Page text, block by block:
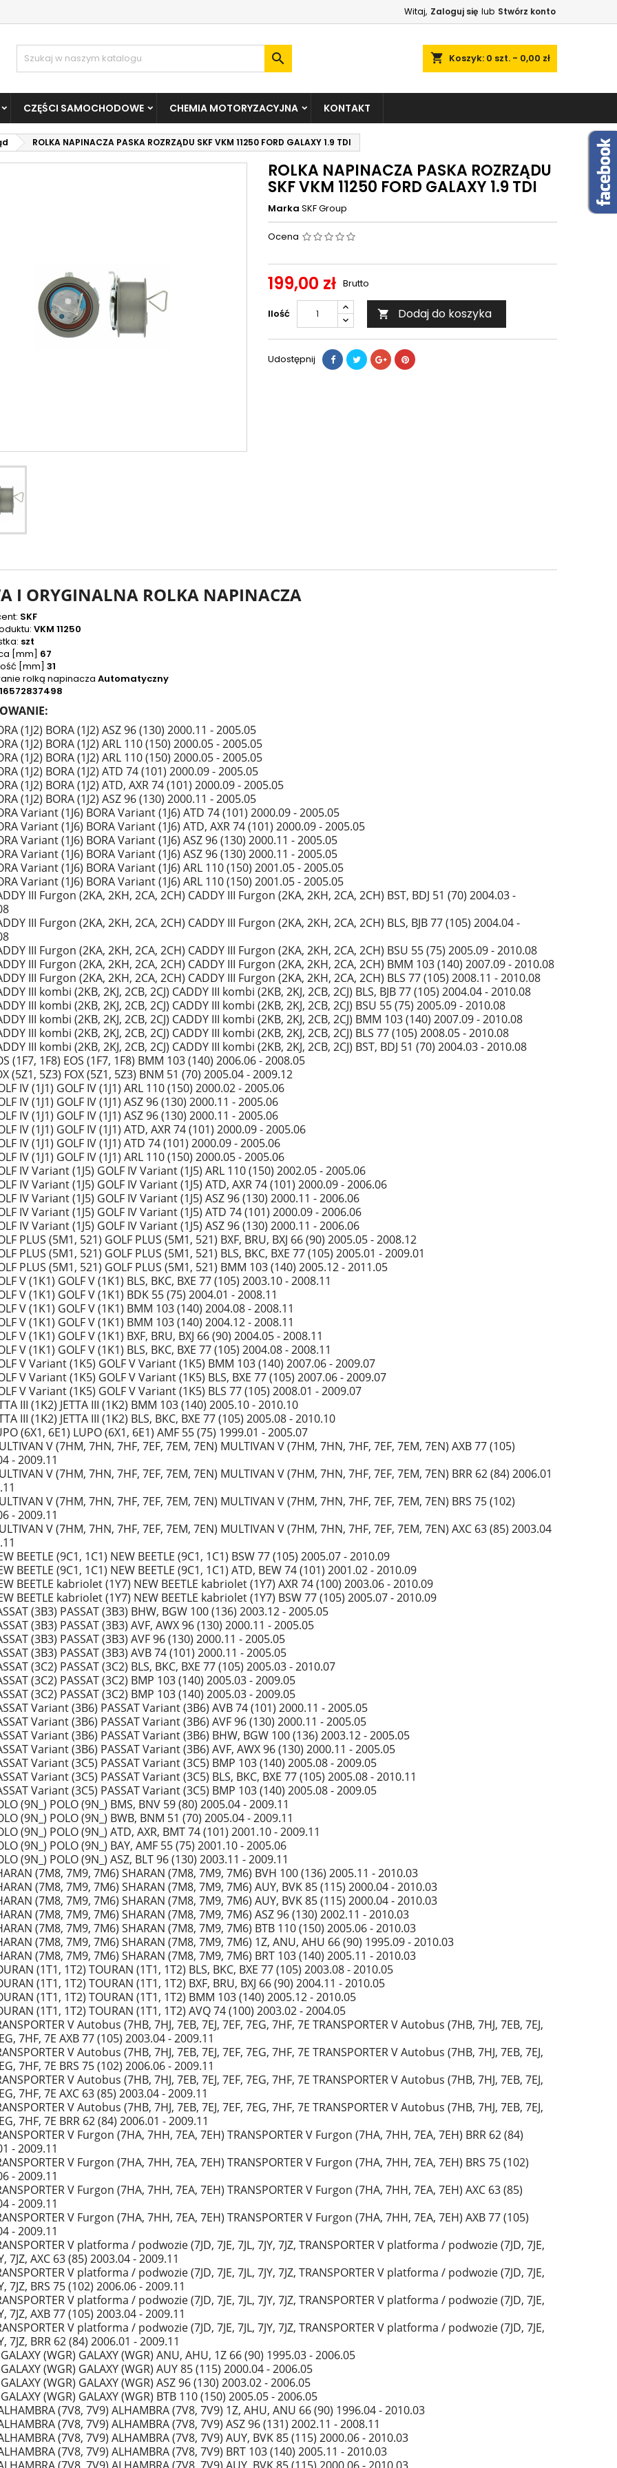
Witaj, Zaloguj się lub Stwórz konto
shopping_cart Koszyk: 0 szt. - 0,00 zł

CZĘŚCI SAMOCHODOWE CHEMIA MOTORYZACYJNA KONTAKT
ROLKA NAPINACZA PASKA ROZRZĄDU SKF VKM 11250 FORD GALAXY 1.9 TDI
ROLKA NAPINACZA PASKA ROZRZĄDU
SKF VKM 11250 FORD GALAXY 1.9 TDI
Marka SKF Group
Ocena
199,00 zł Brutto
Ilość  Dodaj do koszyka
Udostępnij
I ORYGINALNA ROLKA NAPINACZA
SKF
VKM 11250
szt
[mm] 67
[mm] 31
rolką napinacza Automatyczny
(1J2) BORA (1J2) ASZ 96 (130) 2000.11 - 2005.05
(1J2) BORA (1J2) ARL 110 (150) 2000.05 - 2005.05
(1J2) BORA (1J2) ARL 110 (150) 2000.05 - 2005.05
(1J2) BORA (1J2) ATD 74 (101) 2000.09 - 2005.05
(1J2) BORA (1J2) ATD, AXR 74 (101) 2000.09 - 2005.05
(1J2) BORA (1J2) ASZ 96 (130) 2000.11 - 2005.05
Variant (1J6) BORA Variant (1J6) ATD 74 (101) 2000.09 - 2005.05
Variant (1J6) BORA Variant (1J6) ATD, AXR 74 (101) 2000.09 - 2005.05
Variant (1J6) BORA Variant (1J6) ASZ 96 (130) 2000.11 - 2005.05
Variant (1J6) BORA Variant (1J6) ASZ 96 (130) 2000.11 - 2005.05
Variant (1J6) BORA Variant (1J6) ARL 110 (150) 2001.05 - 2005.05
Variant (1J6) BORA Variant (1J6) ARL 110 (150) 2001.05 - 2005.05
III Furgon (2KA, 2KH, 2CA, 2CH) CADDY III Furgon (2KA, 2KH, 2CA, 2CH) BST, BDJ 51 (70) 2004.03 -
III Furgon (2KA, 2KH, 2CA, 2CH) CADDY III Furgon (2KA, 2KH, 2CA, 2CH) BLS, BJB 77 (105) 2004.04 -
III Furgon (2KA, 2KH, 2CA, 2CH) CADDY III Furgon (2KA, 2KH, 2CA, 2CH) BSU 55 (75) 2005.09 - 2010.08
III Furgon (2KA, 2KH, 2CA, 2CH) CADDY III Furgon (2KA, 2KH, 2CA, 2CH) BMM 103 (140) 2007.09 - 2010.08
III Furgon (2KA, 2KH, 2CA, 2CH) CADDY III Furgon (2KA, 2KH, 2CA, 2CH) BLS 77 (105) 2008.11 - 2010.08
III kombi (2KB, 2KJ, 2CB, 2CJ) CADDY III kombi (2KB, 2KJ, 2CB, 2CJ) BLS, BJB 77 (105) 2004.04 - 2010.08
III kombi (2KB, 2KJ, 2CB, 2CJ) CADDY III kombi (2KB, 2KJ, 2CB, 2CJ) BSU 55 (75) 2005.09 - 2010.08
III kombi (2KB, 2KJ, 2CB, 2CJ) CADDY III kombi (2KB, 2KJ, 2CB, 2CJ) BMM 103 (140) 2007.09 - 2010.08
III kombi (2KB, 2KJ, 2CB, 2CJ) CADDY III kombi (2KB, 2KJ, 2CB, 2CJ) BLS 77 (105) 2008.05 - 2010.08
III kombi (2KB, 2KJ, 2CB, 2CJ) CADDY III kombi (2KB, 2KJ, 2CB, 2CJ) BST, BDJ 51 (70) 2004.03 - 2010.08
(1F7, 1F8) EOS (1F7, 1F8) BMM 103 (140) 2006.06 - 2008.05
(5Z1, 5Z3) FOX (5Z1, 5Z3) BNM 51 (70) 2005.04 - 2009.12
IV (1J1) GOLF IV (1J1) ARL 110 (150) 2000.02 - 2005.06
IV (1J1) GOLF IV (1J1) ASZ 96 (130) 2000.11 - 2005.06
IV (1J1) GOLF IV (1J1) ASZ 96 (130) 2000.11 - 2005.06
IV (1J1) GOLF IV (1J1) ATD, AXR 74 (101) 2000.09 - 2005.06
IV (1J1) GOLF IV (1J1) ATD 74 (101) 2000.09 - 2005.06
IV (1J1) GOLF IV (1J1) ARL 110 (150) 2000.05 - 2005.06
IV Variant (1J5) GOLF IV Variant (1J5) ARL 110 (150) 2002.05 - 2005.06
IV Variant (1J5) GOLF IV Variant (1J5) ATD, AXR 74 (101) 2000.09 - 2006.06
IV Variant (1J5) GOLF IV Variant (1J5) ASZ 96 (130) 2000.11 - 2006.06
IV Variant (1J5) GOLF IV Variant (1J5) ATD 74 (101) 2000.09 - 2006.06
IV Variant (1J5) GOLF IV Variant (1J5) ASZ 96 (130) 2000.11 - 2006.06
PLUS (5M1, 521) GOLF PLUS (5M1, 521) BXF, BRU, BXJ 66 (90) 2005.05 - 2008.12
PLUS (5M1, 521) GOLF PLUS (5M1, 521) BLS, BKC, BXE 77 (105) 2005.01 - 2009.01
PLUS (5M1, 521) GOLF PLUS (5M1, 521) BMM 103 (140) 2005.12 - 2011.05
V (1K1) GOLF V (1K1) BLS, BKC, BXE 77 (105) 2003.10 - 2008.11
V (1K1) GOLF V (1K1) BDK 55 (75) 2004.01 - 2008.11
V (1K1) GOLF V (1K1) BMM 103 (140) 2004.08 - 2008.11
V (1K1) GOLF V (1K1) BMM 103 (140) 2004.12 - 2008.11
V (1K1) GOLF V (1K1) BXF, BRU, BXJ 66 (90) 2004.05 - 2008.11
V (1K1) GOLF V (1K1) BLS, BKC, BXE 77 (105) 2004.08 - 2008.11
V Variant (1K5) GOLF V Variant (1K5) BMM 103 (140) 2007.06 - 2009.07
V Variant (1K5) GOLF V Variant (1K5) BLS, BXE 77 (105) 2007.06 - 2009.07
V Variant (1K5) GOLF V Variant (1K5) BLS 77 (105) 2008.01 - 2009.07
III (1K2) JETTA III (1K2) BMM 103 (140) 2005.10 - 2010.10
III (1K2) JETTA III (1K2) BLS, BKC, BXE 77 (105) 2005.08 - 2010.10
(6X1, 6E1) LUPO (6X1, 6E1) AMF 55 (75) 1999.01 - 2005.07
V (7HM, 7HN, 7HF, 7EF, 7EM, 7EN) MULTIVAN V (7HM, 7HN, 7HF, 7EF, 7EM, 7EN) AXB 77 (105)
- 2009.11
V (7HM, 7HN, 7HF, 7EF, 7EM, 7EN) MULTIVAN V (7HM, 7HN, 7HF, 7EF, 7EM, 7EN) BRR 62 (84) 2006.01
V (7HM, 7HN, 7HF, 7EF, 7EM, 7EN) MULTIVAN V (7HM, 7HN, 7HF, 7EF, 7EM, 7EN) BRS 75 (102)
- 2009.11
V (7HM, 7HN, 7HF, 7EF, 7EM, 7EN) MULTIVAN V (7HM, 7HN, 7HF, 7EF, 7EM, 7EN) AXC 63 (85) 2003.04
BEETLE (9C1, 1C1) NEW BEETLE (9C1, 1C1) BSW 77 (105) 2005.07 - 2010.09
BEETLE (9C1, 1C1) NEW BEETLE (9C1, 1C1) ATD, BEW 74 (101) 2001.02 - 2010.09
BEETLE kabriolet (1Y7) NEW BEETLE kabriolet (1Y7) AXR 74 (100) 2003.06 - 2010.09
BEETLE kabriolet (1Y7) NEW BEETLE kabriolet (1Y7) BSW 77 (105) 2005.07 - 2010.09
(3B3) PASSAT (3B3) BHW, BGW 100 (136) 2003.12 - 2005.05
(3B3) PASSAT (3B3) AVF, AWX 96 (130) 2000.11 - 2005.05
(3B3) PASSAT (3B3) AVF 96 (130) 2000.11 - 2005.05
(3B3) PASSAT (3B3) AVB 74 (101) 2000.11 - 2005.05
(3C2) PASSAT (3C2) BLS, BKC, BXE 77 (105) 2005.03 - 2010.07
(3C2) PASSAT (3C2) BMP 103 (140) 2005.03 - 2009.05
(3C2) PASSAT (3C2) BMP 103 (140) 2005.03 - 2009.05
Variant (3B6) PASSAT Variant (3B6) AVB 74 (101) 2000.11 - 2005.05
Variant (3B6) PASSAT Variant (3B6) AVF 96 (130) 2000.11 - 2005.05
Variant (3B6) PASSAT Variant (3B6) BHW, BGW 100 (136) 2003.12 - 2005.05
Variant (3B6) PASSAT Variant (3B6) AVF, AWX 96 (130) 2000.11 - 2005.05
Variant (3C5) PASSAT Variant (3C5) BMP 103 (140) 2005.08 - 2009.05
Variant (3C5) PASSAT Variant (3C5) BLS, BKC, BXE 77 (105) 2005.08 - 2010.11
Variant (3C5) PASSAT Variant (3C5) BMP 103 (140) 2005.08 - 2009.05
(9N_) POLO (9N_) BMS, BNV 59 (80) 2005.04 - 2009.11
(9N_) POLO (9N_) BWB, BNM 51 (70) 2005.04 - 2009.11
(9N_) POLO (9N_) ATD, AXR, BMT 74 (101) 2001.10 - 2009.11
(9N_) POLO (9N_) BAY, AMF 55 (75) 2001.10 - 2005.06
(9N_) POLO (9N_) ASZ, BLT 96 (130) 2003.11 - 2009.11
(7M8, 7M9, 7M6) SHARAN (7M8, 7M9, 7M6) BVH 100 (136) 2005.11 - 2010.03
(7M8, 7M9, 7M6) SHARAN (7M8, 7M9, 7M6) AUY, BVK 85 (115) 2000.04 - 2010.03
(7M8, 7M9, 7M6) SHARAN (7M8, 7M9, 7M6) AUY, BVK 85 (115) 2000.04 - 2010.03
(7M8, 7M9, 7M6) SHARAN (7M8, 7M9, 7M6) ASZ 96 (130) 2002.11 - 2010.03
(7M8, 7M9, 7M6) SHARAN (7M8, 7M9, 7M6) BTB 110 (150) 2005.06 - 2010.03
(7M8, 7M9, 7M6) SHARAN (7M8, 7M9, 7M6) 1Z, ANU, AHU 66 (90) 1995.09 - 2010.03
(7M8, 7M9, 7M6) SHARAN (7M8, 7M9, 7M6) BRT 103 (140) 2005.11 - 2010.03
(1T1, 1T2) TOURAN (1T1, 1T2) BLS, BKC, BXE 77 (105) 2003.08 - 2010.05
(1T1, 1T2) TOURAN (1T1, 1T2) BXF, BRU, BXJ 66 (90) 2004.11 - 2010.05
(1T1, 1T2) TOURAN (1T1, 1T2) BMM 103 (140) 2005.12 - 2010.05
(1T1, 1T2) TOURAN (1T1, 1T2) AVQ 74 (100) 2003.02 - 2004.05
V Autobus (7HB, 7HJ, 7EB, 7EJ, 7EF, 7EG, 7HF, 7E TRANSPORTER V Autobus (7HB, 7HJ, 7EB, 7EJ,
7HF, 7E AXB 77 (105) 2003.04 - 2009.11
V Autobus (7HB, 7HJ, 7EB, 7EJ, 7EF, 7EG, 7HF, 7E TRANSPORTER V Autobus (7HB, 7HJ, 7EB, 7EJ,
7HF, 7E BRS 75 (102) 2006.06 - 2009.11
V Autobus (7HB, 7HJ, 7EB, 7EJ, 7EF, 7EG, 7HF, 7E TRANSPORTER V Autobus (7HB, 7HJ, 7EB, 7EJ,
7HF, 7E AXC 63 (85) 2003.04 - 2009.11
V Autobus (7HB, 7HJ, 7EB, 7EJ, 7EF, 7EG, 7HF, 7E TRANSPORTER V Autobus (7HB, 7HJ, 7EB, 7EJ,
7HF, 7E BRR 62 (84) 2006.01 - 2009.11
V Furgon (7HA, 7HH, 7EA, 7EH) TRANSPORTER V Furgon (7HA, 7HH, 7EA, 7EH) BRR 62 (84)
- 2009.11
V Furgon (7HA, 7HH, 7EA, 7EH) TRANSPORTER V Furgon (7HA, 7HH, 7EA, 7EH) BRS 75 (102)
- 2009.11
V Furgon (7HA, 7HH, 7EA, 7EH) TRANSPORTER V Furgon (7HA, 7HH, 7EA, 7EH) AXC 63 (85)
- 2009.11
V Furgon (7HA, 7HH, 7EA, 7EH) TRANSPORTER V Furgon (7HA, 7HH, 7EA, 7EH) AXB 77 (105)
- 2009.11
V platforma / podwozie (7JD, 7JE, 7JL, 7JY, 7JZ, TRANSPORTER V platforma / podwozie (7JD, 7JE,
7JZ, AXC 63 (85) 2003.04 - 2009.11
V platforma / podwozie (7JD, 7JE, 7JL, 7JY, 7JZ, TRANSPORTER V platforma / podwozie (7JD, 7JE,
7JZ, BRS 75 (102) 2006.06 - 2009.11
V platforma / podwozie (7JD, 7JE, 7JL, 7JY, 7JZ, TRANSPORTER V platforma / podwozie (7JD, 7JE,
7JZ, AXB 77 (105) 2003.04 - 2009.11
V platforma / podwozie (7JD, 7JE, 7JL, 7JY, 7JZ, TRANSPORTER V platforma / podwozie (7JD, 7JE,
7JZ, BRR 62 (84) 2006.01 - 2009.11
(WGR) GALAXY (WGR) ANU, AHU, 1Z 66 (90) 1995.03 - 2006.05
(WGR) GALAXY (WGR) AUY 85 (115) 2000.04 - 2006.05
(WGR) GALAXY (WGR) ASZ 96 (130) 2003.02 - 2006.05
(WGR) GALAXY (WGR) BTB 110 (150) 2005.05 - 2006.05
(7V8, 7V9) ALHAMBRA (7V8, 7V9) 1Z, AHU, ANU 66 (90) 1996.04 - 2010.03
(7V8, 7V9) ALHAMBRA (7V8, 7V9) ASZ 96 (131) 2002.11 - 2008.11
(7V8, 7V9) ALHAMBRA (7V8, 7V9) AUY, BVK 85 (115) 2000.06 - 2010.03
(7V8, 7V9) ALHAMBRA (7V8, 7V9) BRT 103 (140) 2005.11 - 2010.03